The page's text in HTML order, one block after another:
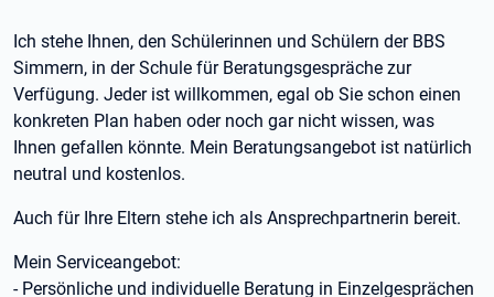
Ich stehe Ihnen, den Schülerinnen und Schülern der BBS
Simmern, in der Schule für Beratungsgespräche zur
Verfügung. Jeder ist willkommen, egal ob Sie schon einen
konkreten Plan haben oder noch gar nicht wissen, was
Ihnen gefallen könnte. Mein Beratungsangebot ist natürlich
neutral und kostenlos.
Auch für Ihre Eltern stehe ich als Ansprechpartnerin bereit.
Mein Serviceangebot:
- Persönliche und individuelle Beratung in Einzelgesprächen